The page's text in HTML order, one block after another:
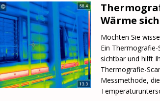
Wärme
Möchten Sie
Ein
sichtbar und hilft
Thermografie-
Messmethode,